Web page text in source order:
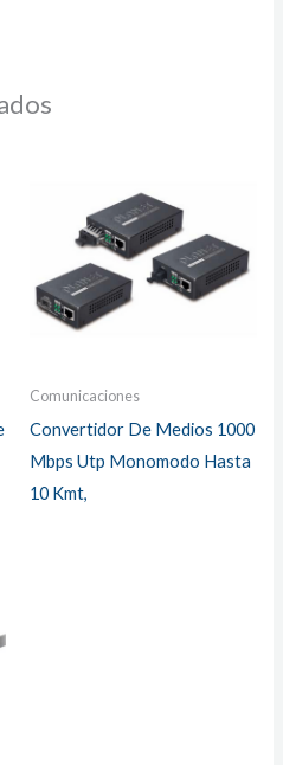
Comunicaciones
Convertidor De Medios 1000
Mbps Utp Monomodo Hasta
10 Kmt,